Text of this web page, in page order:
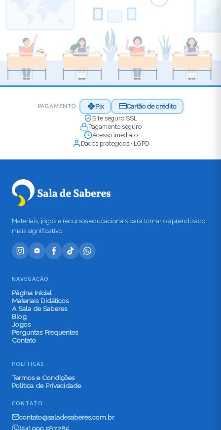
PAGAMENTO Pix
Cartão de crédito
Site seguro SSL
Pagamento seguro
Acesso imediato
Dados protegidos · LGPD
Materiais, jogos e recursos educacionais para tornar o aprendizado
mais significativo.
NAVEGAÇÃO
Página Inicial
Materiais Didáticos
A Sala de Saberes
Blog
Jogos
Perguntas Frequentes
Contato
POLÍTICAS
Termos e Condições
Política de Privacidade
CONTATO
contato@saladesaberes.com.br